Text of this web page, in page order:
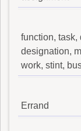
function, task,
designation,
work, stint,
Errand